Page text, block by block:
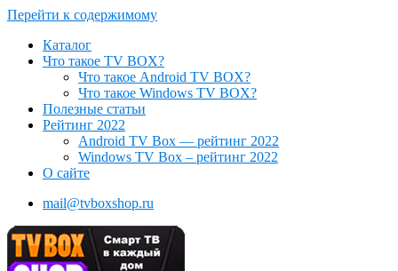
Перейти к содержимому
Каталог
Что такое TV BOX?
Что такое Android TV BOX?
Что такое Windows TV BOX?
Полезные статьи
Рейтинг 2022
Android TV Box — рейтинг 2022
Windows TV Box – рейтинг 2022
О сайте
mail@tvboxshop.ru